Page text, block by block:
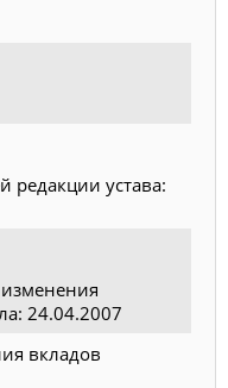
редакции устава:
24.04.2007
вкладов